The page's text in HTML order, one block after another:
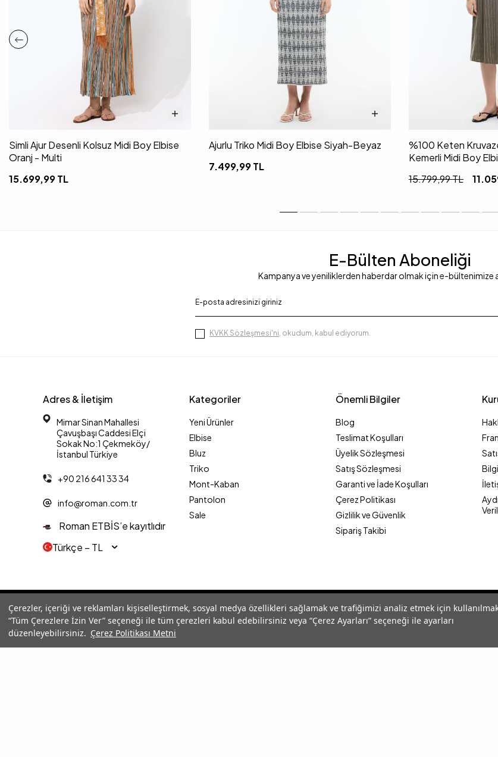
Çerezler, içeriği ve reklamları kişiselleştirmek, sosyal medya özellikleri sağlamak ve trafiğimizi analiz etmek için
“Tüm Çerezlere İzin Ver” seçeneği ile tüm çerezleri kabul edebilirsiniz veya “Çerez Ayarları” seçeneği ile ayarları
düzenleyebilirsiniz. Çerez Politikası Metni
Simli Ajur Desenli Kolsuz Midi Boy Elbise
Oranj - Multi
15.699,99TL
Ajurlu Triko Midi Boy Elbise Siyah-Beyaz
7.499,99TL
%100 Keten
Kemerli Midi Boy
15.799,99TL
E-Bülten Aboneliği
Kampanya ve yeniliklerden haberdar olmak için e-bültenimize
KVKK Sözleşmesi'ni, okudum, kabul ediyorum.
Adres & İletişim
Mimar Sinan Mahallesi
Çavuşbaşı Caddesi Elçi
Sokak No:1 Çekmeköy/
İstanbul Türkiye
+90 216 641 33 34
info@roman.com.tr
Roman ETBİS’e kayıtlıdır
Türkçe − TL
Kategoriler
Yeni Ürünler
Elbise
Bluz
Triko
Mont-Kaban
Pantolon
Sale
Önemli Bilgiler
Blog
Teslimat Koşulları
Üyelik Sözleşmesi
Satış Sözleşmesi
Garanti ve İade Koşulları
Çerez Politikası
Gizlilik ve Güvenlik
Sipariş Takibi
© 2025 Roman® Tüm Hakları Saklıdır, İzinsiz kullanılamaz